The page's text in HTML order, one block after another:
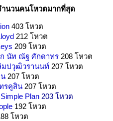
นวนคนโหวตมากที่สุด
403 โหวต
212 โหวต
209 โหวต
ก นัท ณัฐ ศักดาทร 208 โหวต
มปวุฒิวรานนท์ 207 โหวต
207 โหวต
รคูสิน 207 โหวต
Plan 203 โหวต
192 โหวต
โหวต